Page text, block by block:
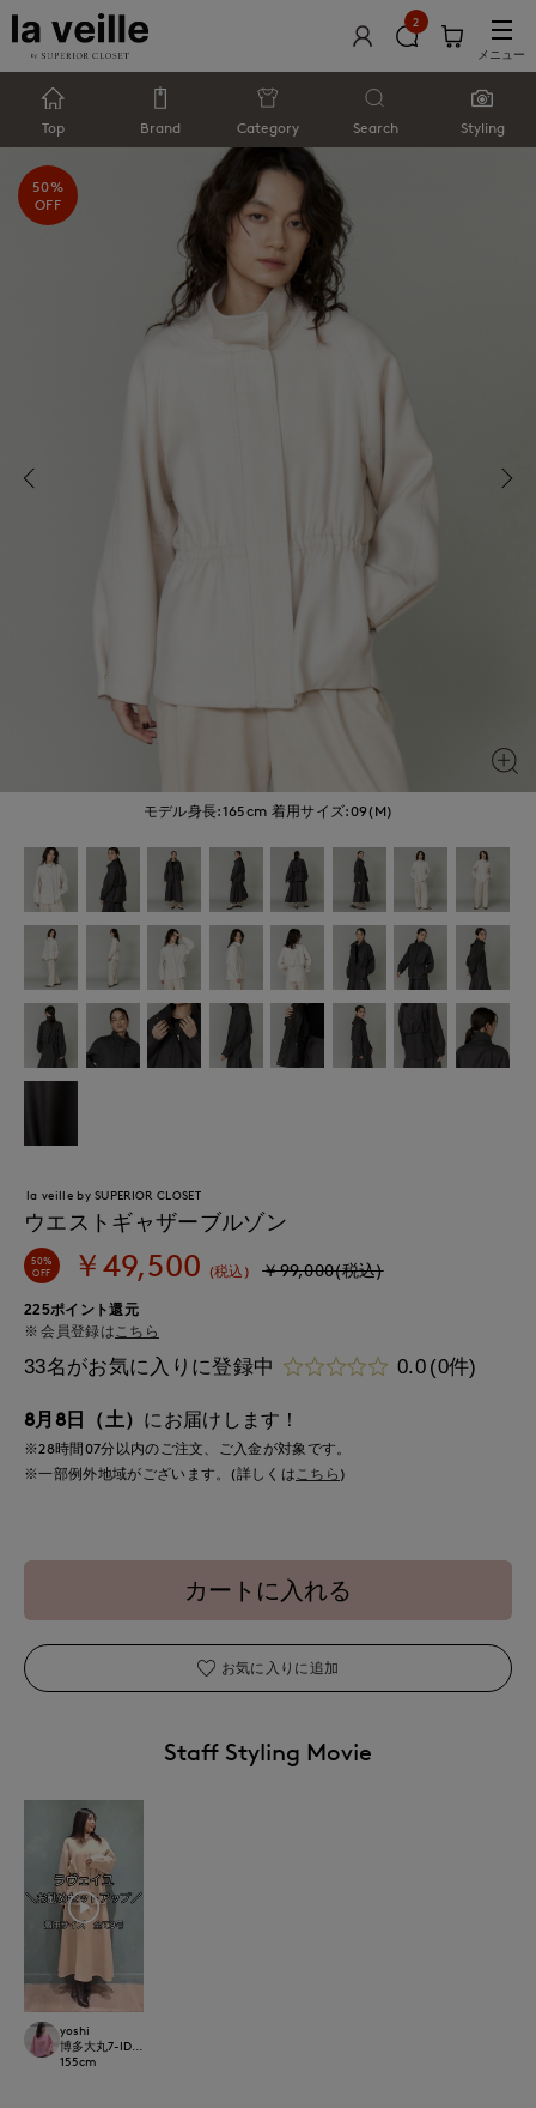
2
メニュー
Top Brand Category Search Styling
モデル身長:165cm 着用サイズ:09(M)
50%
OFF
la veille by SUPERIOR CLOSET
ウエストギャザーブルゾン
50%
OFF
￥49,500 (税込) ￥99,000(税込)
225ポイント還元
会員登録はこちら
33名がお気に入りに登録中 0.0 (0件)
8月8日（土） にお届けします！
※28時間07分以内のご注文、ご入金が対象です。
※一部例外地域がございます。(詳しくは こちら )
カートに入れる
お気に入りに追加
Staff Styling Movie
yoshi
博多大丸7-IDconcept.
155cm